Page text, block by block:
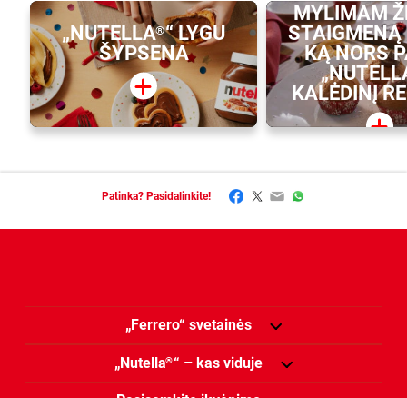
„NUTELLA®“ LYGU
ŠYPSENA
MYLIMAM
STAIGMENĄ
KĄ NORS
KALĖDINĮ
Patinka? Pasidalinkite! Facebook
Twitter
EmailWhatsApp
„Ferrero“ svetainės
„Nutella®“ – kas viduje